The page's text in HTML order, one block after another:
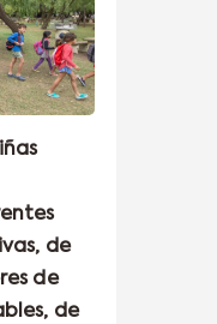
de
de
de